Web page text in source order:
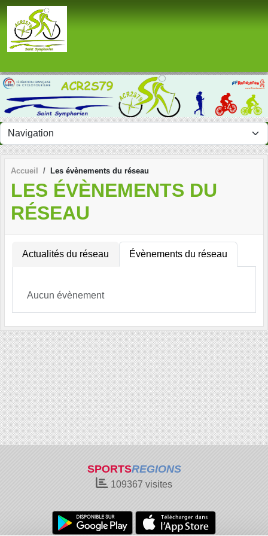
Accueil Les évènements du réseau
LES ÉVÈNEMENTS DU
RÉSEAU
Actualités du réseau Évènements du réseau
Aucun évènement
SPORTSREGIONS
109367 visites
Panneau de gestion des cookies